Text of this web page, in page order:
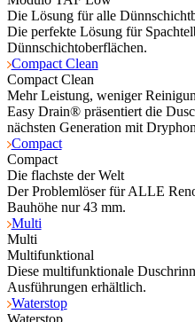
Die Lösung für alle
Die perfekte Lösung für
Dünnschichtoberflächen.
Compact Clean
Compact Clean
Mehr Leistung, weniger
Easy Drain® präsentiert die
nächsten Generation mit
Compact
Compact
Die flachste der Welt
Der Problemlöser für ALLE
Bauhöhe nur 43 mm.
Multi
Multi
Multifunktional
Diese multifunktionale
Ausführungen erhältlich.
Waterstop
Waterstop